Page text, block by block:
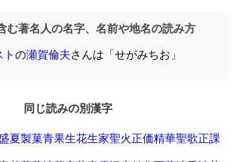
む著名人の名字、名前や地名の読み方
の瀬賀倫夫さんは「せがみちお」
同じ読みの別漢字
夏製菓青果生花生家聖火正価精華聖歌正課